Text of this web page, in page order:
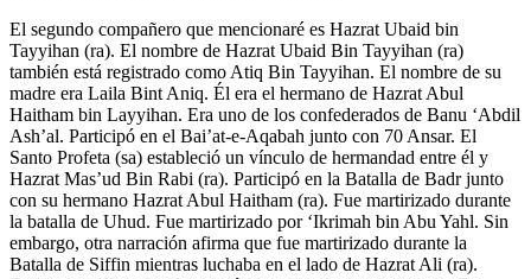
El segundo compañero que mencionaré es Hazrat Ubaid bin
Tayyihan (ra). El nombre de Hazrat Ubaid Bin Tayyihan (ra)
también está registrado como Atiq Bin Tayyihan. El nombre de su
madre era Laila Bint Aniq. Él era el hermano de Hazrat Abul
Haitham bin Layyihan. Era uno de los confederados de Banu ‘Abdil
Ash’al. Participó en el Bai’at-e-Aqabah junto con 70 Ansar. El
Santo Profeta (sa) estableció un vínculo de hermandad entre él y
Hazrat Mas’ud Bin Rabi (ra). Participó en la Batalla de Badr junto
con su hermano Hazrat Abul Haitham (ra). Fue martirizado durante
la batalla de Uhud. Fue martirizado por ‘Ikrimah bin Abu Yahl. Sin
embargo, otra narración afirma que fue martirizado durante la
Batalla de Siffin mientras luchaba en el lado de Hazrat Ali (ra).